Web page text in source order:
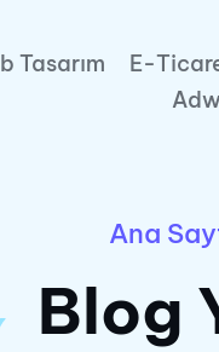
Tasarım E-
Ana
Blog